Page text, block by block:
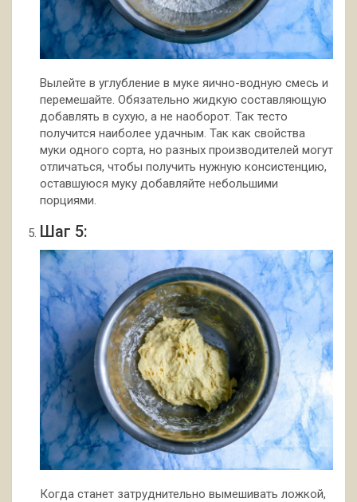
Вылейте в углубление в муке яично-водную смесь и
перемешайте. Обязательно жидкую составляющую
добавлять в сухую, а не наоборот. Так тесто
получится наиболее удачным. Так как свойства
муки одного сорта, но разных производителей могут
отличаться, чтобы получить нужную консистенцию,
оставшуюся муку добавляйте небольшими
порциями.
Шаг 5:
Когда станет затруднительно вымешивать ложкой,